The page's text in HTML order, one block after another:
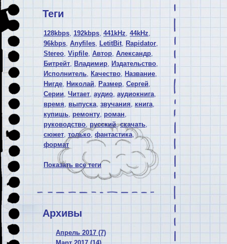
Теги
128kbps, 192kbps, 441kHz, 44kHz,
96kbps, Anyfiles, LetitBit, Rapidator,
Stereo, Vipfile, Автор, Александр,
Битрейт, Владимир, Издательство,
Исполнитель, Качество, Название,
Нигде, Николай, Размер, Сергей,
Серии, Читает, аудио, аудиокнига,
время,выпуска, звучания, книга,
купишь, ремонту, роман,
руководство, русский,скачать,
сюжет, только, фантастика,
формат
Показать все теги
Архивы
Апрель 2017 (7)